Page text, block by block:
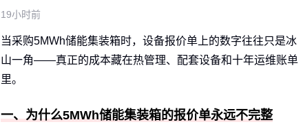
19小时前
当采购5MWh储能集装箱时，设备报价单上的数字往往只是冰
山一角——真正的成本藏在热管理、配套设备和十年运维账单
里。
一、为什么5MWh储能集装箱的报价单永远不完整